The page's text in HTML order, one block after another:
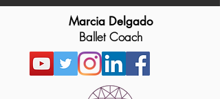
Marcia Delgado
Ballet Coach